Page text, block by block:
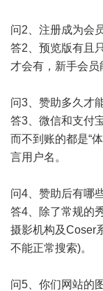
问2、注册成为会
答2、预览版有且
才会有，新手会员
问3、赞助多久才
答3、微信和支付
而不到账的都是“
言用户名。
问4、赞助后有哪
答4、除了常规的
摄影机构及Coser
不能正常搜索)。
问5、你们网站的